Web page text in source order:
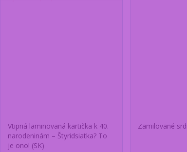
Vtipná laminovaná kartička k 40.
narodeninám – Štyridsiatka? To
je ono! (SK)
Zamilované